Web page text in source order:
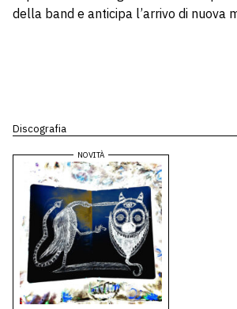
della band e anticipa l’arrivo di nuova
Discografia